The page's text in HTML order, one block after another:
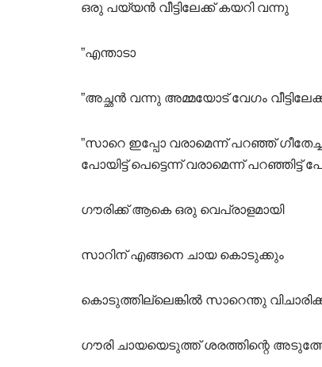
ഒരു പയ്യൻ വീട്ടിലേക്ക് കയറി വന്നു
”എന്താടാ
”അച്ഛൻ വന്നു അമ്മയോട് വേഗം
”സാറെ ഇപ്പോ വരാമെന്ന് പറഞ്ഞ്
പോയിട്ട് പെട്ടെന്ന് വരാമെന്ന് പറഞ്ഞിട്ട്
ഗൗരിക്ക് ആകെ ഒരു വെപ്രാളമായി
സാറിന് എങ്ങനെ ചായ കൊടുക്കും
കൊടുത്തില്ലെങ്കിൽ സാറെന്തു
ഗൗരി ചായയെടുത്ത് ശരത്തിന്റെ